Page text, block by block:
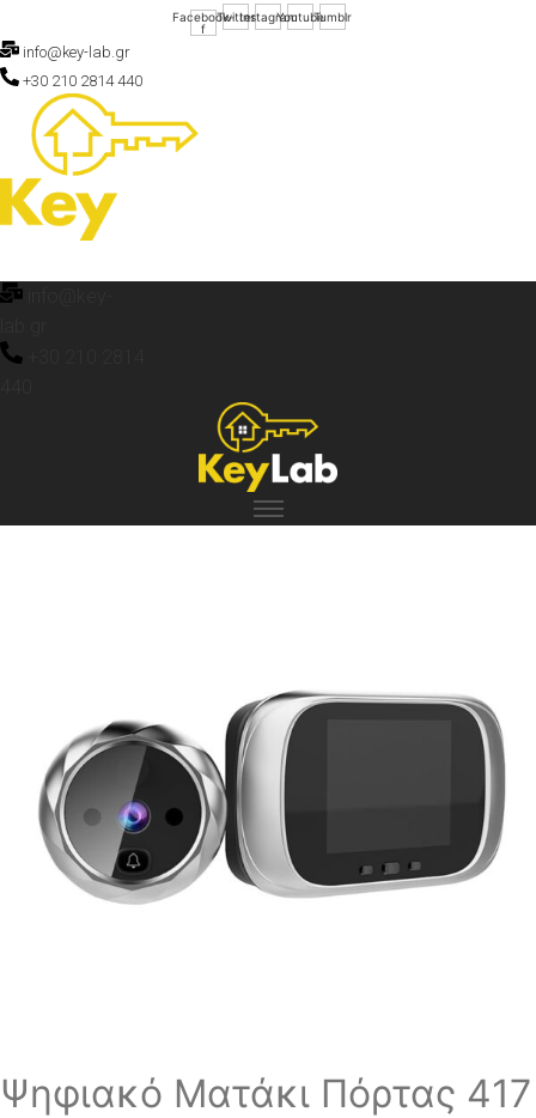
Facebook-
f
TwitterInstagramYoutubeTumblr
info@key-lab.gr
+30 210 2814 440
Ψηφιακό Ματάκι Πόρτας 417